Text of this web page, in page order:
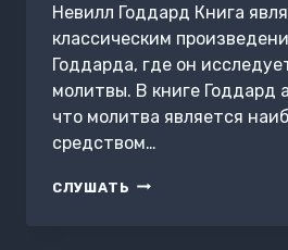
Невилл Годдард Книга
классическим
Годдарда, где он
молитвы. В книге Годдард
что молитва является
средством…
СЛУШАТЬ МОЛИТВА.